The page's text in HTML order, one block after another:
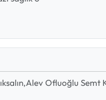
Ofluoğlu Semt